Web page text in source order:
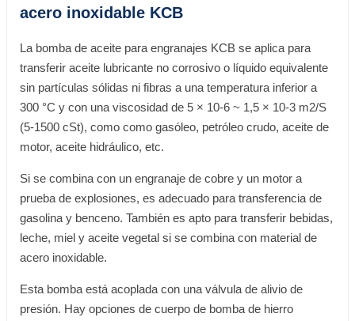
acero inoxidable KCB
La bomba de aceite para engranajes KCB se aplica para
transferir aceite lubricante no corrosivo o líquido equivalente
sin partículas sólidas ni fibras a una temperatura inferior a
300 °C y con una viscosidad de 5 × 10-6 ~ 1,5 × 10-3 m2/S
(5-1500 cSt), como como gasóleo, petróleo crudo, aceite de
motor, aceite hidráulico, etc.
Si se combina con un engranaje de cobre y un motor a
prueba de explosiones, es adecuado para transferencia de
gasolina y benceno. También es apto para transferir bebidas,
leche, miel y aceite vegetal si se combina con material de
acero inoxidable.
Esta bomba está acoplada con una válvula de alivio de
presión. Hay opciones de cuerpo de bomba de hierro